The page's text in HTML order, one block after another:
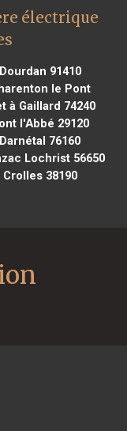
électrique
91410
le Pont
Gaillard 74240
l'Abbé 29120
76160
Lochrist 56650
38190